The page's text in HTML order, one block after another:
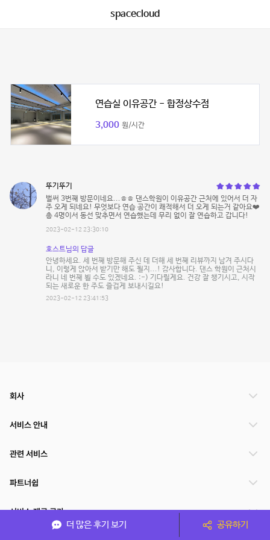
spacecloud
연습실 이유공간 - 합정상수점
3,000 원/시간
뚜기뚜기
벌써 3번째 방문이네요...ㅎㅎ 댄스학원이 이유공간 근처에 있어서 더 자
주 오게 되네요! 무엇보다 연습 공간이 쾌적해서 더 오게 되는거 같아요❤️
총 4명이서 동선 맞추면서 연습했는데 무리 없이 잘 연습하고 갑니다!
2023-02-12 23:30:10
호스트님의 답글
안녕하세요. 세 번째 방문해 주신 데 더해 세 번째 리뷰까지 남겨 주시다
니, 이렇게 앉아서 받기만 해도 될지...! 감사합니다. 댄스 학원이 근처시
라니 네 번째 뵐 수도 있겠네요. :-) 기다릴게요. 건강 잘 챙기시고, 시작
되는 새로운 한 주도 즐겁게 보내시길요!
2023-02-12 23:41:53
더 많은 후기 보기 공유하기
회사
서비스 안내
관련 서비스
파트너쉽
서비스 제공 국가